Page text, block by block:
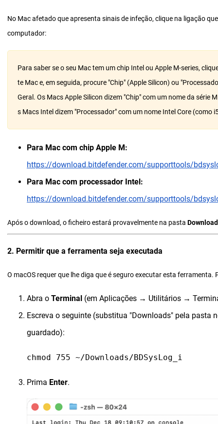
No Mac afetado que apresenta sinais de infeção, clique na ligação
computador:
Para saber se o seu Mac tem um chip Intel ou Apple M-series,
te Mac e, em seguida, procure "Chip" (Apple Silicon) ou
Geral. Os Macs Apple Silicon dizem "Chip" com um nome da série
s Macs Intel dizem "Processador" com um nome Intel Core (como
Para Mac com chip Apple M:
https://download.bitdefender.com/supporttools/
Para Mac com processador Intel:
https://download.bitdefender.com/supporttools/
Após o download, o ficheiro estará provavelmente na pasta
2. Permitir que a ferramenta seja executada
O macOS requer que lhe diga que é seguro executar esta ferramenta.
Abra o Terminal (em Aplicações → Utilitários →
Escreva o seguinte (substitua "Downloads" pela pasta
guardado):
chmod 755 ~/Downloads/BDSysLog_i
Prima Enter.